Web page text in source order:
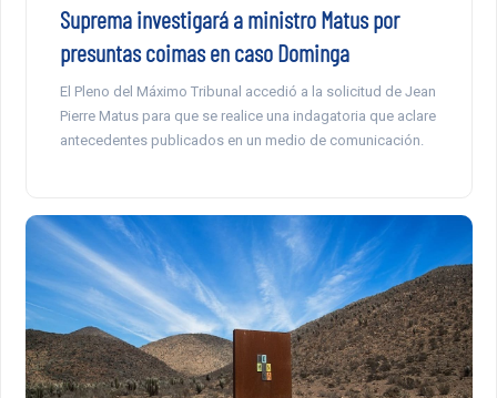
Suprema investigará a ministro Matus por
presuntas coimas en caso Dominga
El Pleno del Máximo Tribunal accedió a la solicitud de Jean
Pierre Matus para que se realice una indagatoria que aclare
antecedentes publicados en un medio de comunicación.